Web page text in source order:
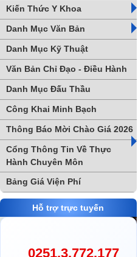
Kiến Thức Y Khoa
Danh Mục Văn Bản
Danh Mục Kỹ Thuật
Văn Bản Chỉ Đạo - Điều Hành
Danh Mục Đấu Thầu
Công Khai Minh Bạch
Thông Báo Mời Chào Giá 2026
Cổng Thông Tin Về Thực
Hành Chuyên Môn
Bảng Giá Viện Phí
Hỗ trợ trực tuyến
0251.3.772.177